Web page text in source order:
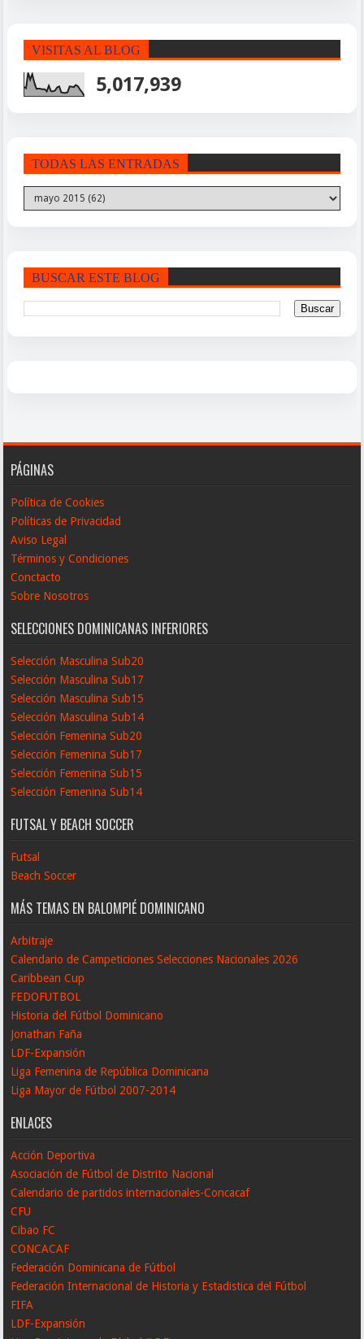
VISITAS AL BLOG
5,017,939
TODAS LAS ENTRADAS
BUSCAR ESTE BLOG
PÁGINAS
Política de Cookies
Políticas de Privacidad
Aviso Legal
Términos y Condiciones
Conctacto
Sobre Nosotros
SELECCIONES DOMINICANAS INFERIORES
Selección Masculina Sub20
Selección Masculina Sub17
Selección Masculina Sub15
Selección Masculina Sub14
Selección Femenina Sub20
Selección Femenina Sub17
Selección Femenina Sub15
Selección Femenina Sub14
FUTSAL Y BEACH SOCCER
Futsal
Beach Soccer
MÁS TEMAS EN BALOMPIÉ DOMINICANO
Arbitraje
Calendario de Campeticiones Selecciones Nacionales 2026
Caribbean Cup
FEDOFUTBOL
Historia del Fútbol Dominicano
Jonathan Faña
LDF-Expansión
Liga Femenina de República Dominicana
Liga Mayor de Fútbol 2007-2014
ENLACES
Acción Deportiva
Asociación de Fútbol de Distrito Nacional
Calendario de partidos internacionales-Concacaf
CFU
Cibao FC
CONCACAF
Federación Dominicana de Fútbol
Federación Internacional de Historia y Estadistica del Fútbol
FIFA
LDF-Expansión